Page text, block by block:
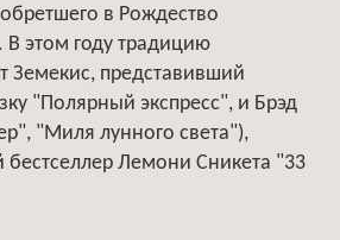
в Рождество
В этом году традицию
Земекис, представивший
"Полярный экспресс", и Брэд
"Миля лунного света"),
Лемони Сникета "33